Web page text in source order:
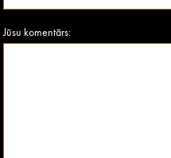
Jūsu komentārs: